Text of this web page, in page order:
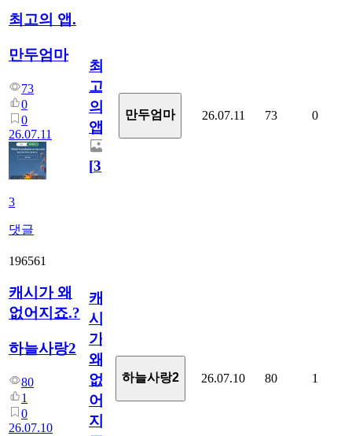
최고의 앱.
만두엄마
73
0
0
26.07.11
3
댓글
최
고
의
앱.
[3]
만두엄마 26.07.11 73 0
196561
캐시가 왜
없어지죠.?
하늘사랑2
80
1
0
26.07.10
캐
시
가
왜
없
어
지
하늘사랑2 26.07.10 80 1